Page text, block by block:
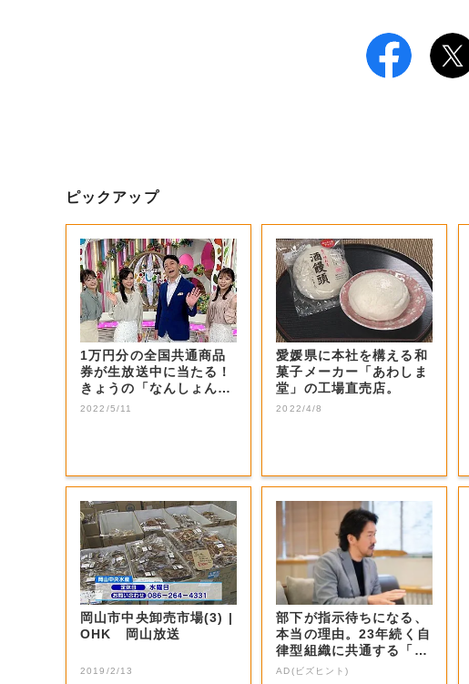
ピックアップ
1万円分の全国共通商品
券が生放送中に当たる！
きょうの「なんしょん？
生電話クイズ」...
2022/5/11
愛媛県に本社を構える和
菓子メーカー「あわしま
堂」の工場直売店。
2022/4/8
岡山市中央卸売市場(3) |
OHK 岡山放送
2019/2/13
部下が指示待ちになる、
本当の理由。23年続く自
律型組織に共通する「3
つの要素」
AD(ビズヒント)